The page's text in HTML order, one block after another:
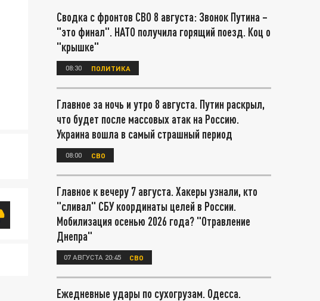
Сводка с фронтов СВО 8 августа: Звонок Путина –
"это финал". НАТО получила горящий поезд. Коц о
"крышке"
08:30 ПОЛИТИКА
Главное за ночь и утро 8 августа. Путин раскрыл,
что будет после массовых атак на Россию.
Украина вошла в самый страшный период
08:00 СВО
Главное к вечеру 7 августа. Хакеры узнали, кто
"сливал" СБУ координаты целей в России.
Мобилизация осенью 2026 года? "Отравление
Днепра"
07 АВГУСТА 20:45 СВО
Ежедневные удары по сухогрузам. Одесса.